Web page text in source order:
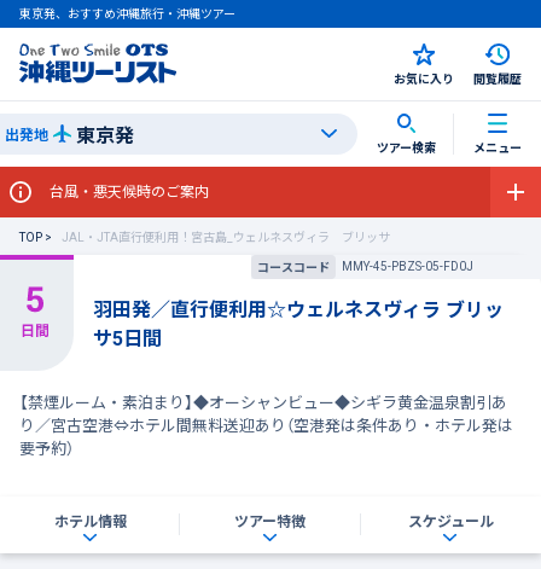
東京発、おすすめ沖縄旅行・沖縄ツアー
お気に入り 閲覧履歴
出発地 東京発 ツアー検索 メニュー
台風・悪天候時のご案内
TOP
JAL・JTA直行便利用！宮古島_ウェルネスヴィラ ブリッサ
コースコード
MMY-45-PBZS-05-FD0J
羽田発／直行便利用☆ウェルネスヴィラ ブリッ
サ5日間
【禁煙ルーム・素泊まり】◆オーシャンビュー◆シギラ黄金温泉割引あ
り／宮古空港⇔ホテル間無料送迎あり（空港発は条件あり・ホテル発は
要予約）
ホテル情報 ツアー特徴 スケジュール